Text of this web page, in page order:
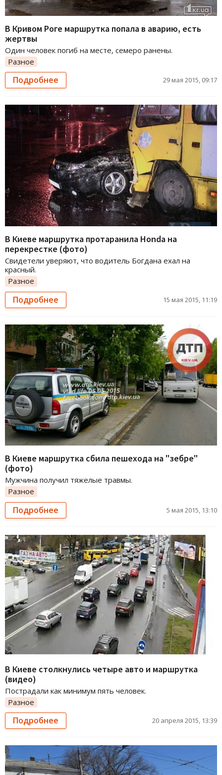
В Кривом Роге маршрутка попала в аварию, есть
жертвы
Один человек погиб на месте, семеро ранены.
Разное
Подробнее 29 мая 2015, 09:17
В Киеве маршрутка протаранила Honda на
перекрестке (фото)
Свидетели уверяют, что водитель Богдана ехал на
красный.
Разное
Подробнее 15 мая 2015, 11:19
В Киеве маршрутка сбила пешехода на "зебре"
(фото)
Мужчина получил тяжелые травмы.
Разное
Подробнее 5 мая 2015, 13:10
В Киеве столкнулись четыре авто и маршрутка
(видео)
Пострадали как минимум пять человек.
Разное
Подробнее 20 апреля 2015, 13:39